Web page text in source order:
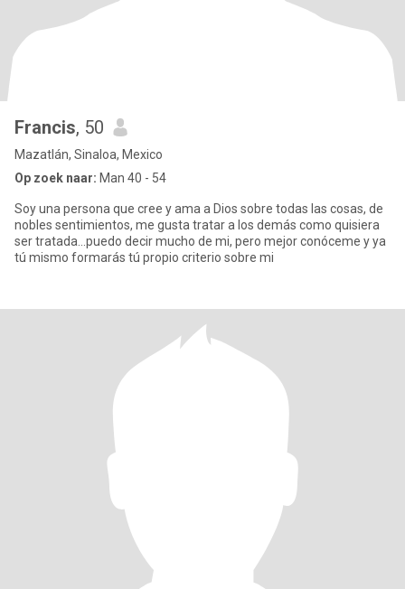
Francis, 50
Mazatlán, Sinaloa, Mexico
Op zoek naar: Man 40 - 54
Soy una persona que cree y ama a Dios sobre todas las cosas, de
nobles sentimientos, me gusta tratar a los demás como quisiera
ser tratada...puedo decir mucho de mi, pero mejor conóceme y ya
tú mismo formarás tú propio criterio sobre mi